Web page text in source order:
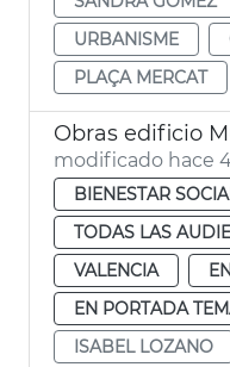
URBANISME
PLAÇA MERCAT
modificado hace
BIENESTAR
TODAS LAS
VALENCIA
EN PORTADA
ISABEL LOZANO